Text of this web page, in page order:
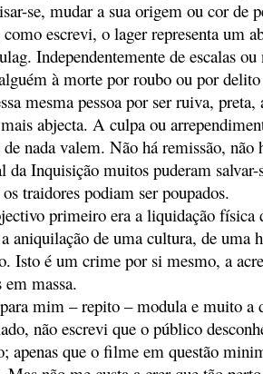
se, mudar a sua origem ou cor de
escrevi, o lager representa um
Independentemente de escalas
à morte por roubo ou por
mesma pessoa por ser ruiva,
abjecta. A culpa ou
de nada valem. Não há remissão, não
da Inquisição muitos puderam
traidores podiam ser poupados.
primeiro era a liquidação física
aniquilação de uma cultura, de uma
Isto é um crime por si mesmo, a
em massa.
mim – repito – modula e muito a
não escrevi que o público
apenas que o filme em questão